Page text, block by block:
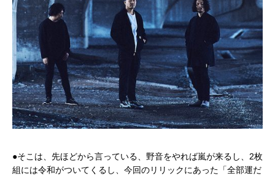
●そこは、先ほどから言っている、野音をやれば嵐が来るし、2枚
組には令和がついてくるし、今回のリリックにあった「全部運だ